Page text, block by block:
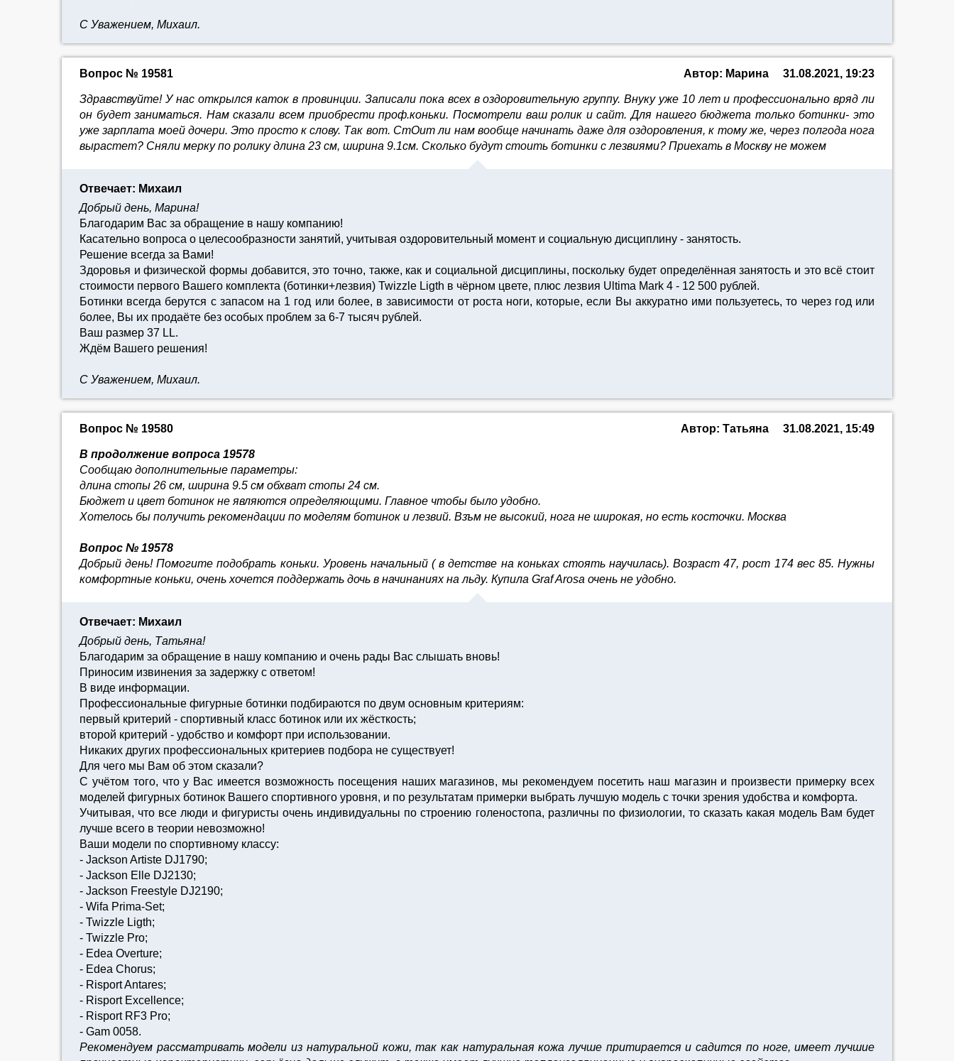
С Уважением, Михаил.
Вопрос № 19581 Автор: Марина 31.08.2021, 19:23
Здравствуйте! У нас открылся каток в провинции. Записали пока всех в оздоровительную группу. Внуку уже 10 лет и профессионально вряд ли
он будет заниматься. Нам сказали всем приобрести проф.коньки. Посмотрели ваш ролик и сайт. Для нашего бюджета только ботинки- это
уже зарплата моей дочери. Это просто к слову. Так вот. СтОит ли нам вообще начинать даже для оздоровления, к тому же, через полгода нога
вырастет? Сняли мерку по ролику длина 23 см, ширина 9.1см. Сколько будут стоить ботинки с лезвиями? Приехать в Москву не можем
Отвечает: Михаил
Добрый день, Марина!
Благодарим Вас за обращение в нашу компанию!
Касательно вопроса о целесообразности занятий, учитывая оздоровительный момент и социальную дисциплину - занятость.
Решение всегда за Вами!
Здоровья и физической формы добавится, это точно, также, как и социальной дисциплины, поскольку будет определённая занятость и это всё стоит
стоимости первого Вашего комплекта (ботинки+лезвия) Twizzle Ligth в чёрном цвете, плюс лезвия Ultima Mark 4 - 12 500 рублей.
Ботинки всегда берутся с запасом на 1 год или более, в зависимости от роста ноги, которые, если Вы аккуратно ими пользуетесь, то через год или
более, Вы их продаёте без особых проблем за 6-7 тысяч рублей.
Ваш размер 37 LL.
Ждём Вашего решения!
С Уважением, Михаил.
Вопрос № 19580 Автор: Татьяна 31.08.2021, 15:49
В продолжение вопроса 19578
Сообщаю дополнительные параметры:
длина стопы 26 см, ширина 9.5 см обхват стопы 24 см.
Бюджет и цвет ботинок не являются определяющими. Главное чтобы было удобно.
Хотелось бы получить рекомендации по моделям ботинок и лезвий. Взъм не высокий, нога не широкая, но есть косточки. Москва
Вопрос № 19578
Добрый день! Помогите подобрать коньки. Уровень начальный ( в детстве на коньках стоять научилась). Возраст 47, рост 174 вес 85. Нужны
комфортные коньки, очень хочется поддержать дочь в начинаниях на льду. Купила Graf Arosa очень не удобно.
Отвечает: Михаил
Добрый день, Татьяна!
Благодарим за обращение в нашу компанию и очень рады Вас слышать вновь!
Приносим извинения за задержку с ответом!
В виде информации.
Профессиональные фигурные ботинки подбираются по двум основным критериям:
первый критерий - спортивный класс ботинок или их жёсткость;
второй критерий - удобство и комфорт при использовании.
Никаких других профессиональных критериев подбора не существует!
Для чего мы Вам об этом сказали?
С учётом того, что у Вас имеется возможность посещения наших магазинов, мы рекомендуем посетить наш магазин и произвести примерку всех
моделей фигурных ботинок Вашего спортивного уровня, и по результатам примерки выбрать лучшую модель с точки зрения удобства и комфорта.
Учитывая, что все люди и фигуристы очень индивидуальны по строению голеностопа, различны по физиологии, то сказать какая модель Вам будет
лучше всего в теории невозможно!
Ваши модели по спортивному классу:
- Jackson Artiste DJ1790;
- Jackson Elle DJ2130;
- Jackson Freestyle DJ2190;
- Wifa Prima-Set;
- Twizzle Ligth;
- Twizzle Pro;
- Edea Overture;
- Edea Chorus;
- Risport Antares;
- Risport Excellence;
- Risport RF3 Pro;
- Gam 0058.
Рекомендуем рассматривать модели из натуральной кожи, так как натуральная кожа лучше притирается и садится по ноге, имеет лучшие